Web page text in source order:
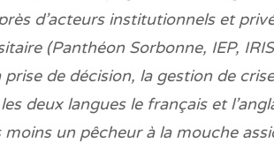
d’acteurs institutionnels et
(Panthéon Sorbonne, IEP,
prise de décision, la gestion de
deux langues le français et
moins un pêcheur à la mouche